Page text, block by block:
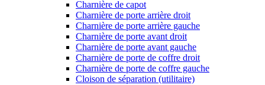
Charnière de capot
Charnière de porte arrière droit
Charnière de porte arrière gauche
Charnière de porte avant droit
Charnière de porte avant gauche
Charnière de porte de coffre droit
Charnière de porte de coffre gauche
Cloison de séparation (utilitaire)